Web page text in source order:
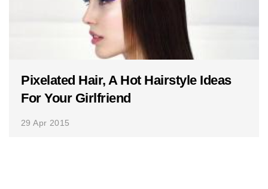
Pixelated Hair, A Hot Hairstyle Ideas
For Your Girlfriend
29 Apr 2015